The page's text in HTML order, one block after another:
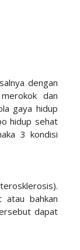
dengan
dan
gaya hidup
hidup sehat
3 kondisi
atau bahkan
dapat